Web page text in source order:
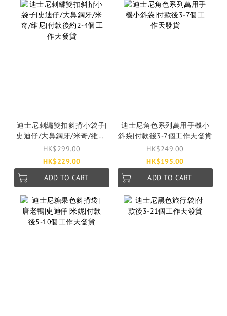
迪士尼刺繡雙扣斜揹小袋子|
史迪仔/大鼻鋼牙/米奇/維尼|
付款後約2-4個工作天發貨
HK$299.00
HK$229.00
ADD TO CART
迪士尼角色系列萬用手機小
斜袋|付款後3-7個工作天發貨
HK$249.00
HK$195.00
ADD TO CART